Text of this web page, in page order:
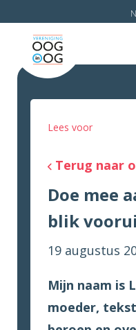
Lees voor
Terug naar
Doe mee
blik
19 augustus
Mijn naam is
moeder,